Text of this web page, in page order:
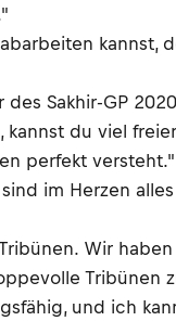
kannst,
Sakhir-GP
du viel
perfekt versteht."
im Herzen
Wir
Tribünen
und ich